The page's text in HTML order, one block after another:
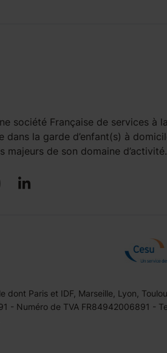
société Française de services à
la garde d’enfant(s) à
de son domaine d’activité.
dont Paris et IDF, Marseille, Lyon,
- Numéro de TVA FR84942006891 -